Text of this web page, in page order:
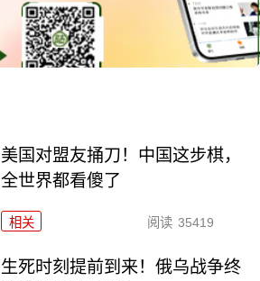
美国对盟友捅刀！中国这步棋，
全世界都看傻了
相关 阅读 35419
生死时刻提前到来！俄乌战争终